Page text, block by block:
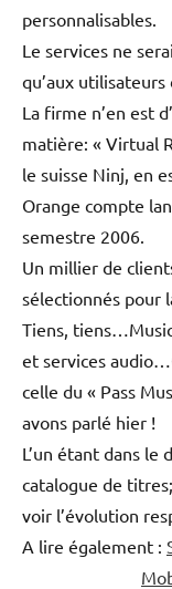
personnalisables.
Le services ne
qu’aux utilisateurs
La firme n’en est
matière: « Virtual
le suisse Ninj, en
Orange compte
semestre 2006.
Un millier de
sélectionnés pour
Tiens,
et services
celle du « Pass
avons parlé hier !
L’un étant dans le
catalogue de
voir l’évolution
A lire également :